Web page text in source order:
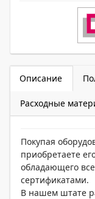
Описание
Расходные
Покупая
приобретаете
обладающего
сертификатами.
В нашем штате